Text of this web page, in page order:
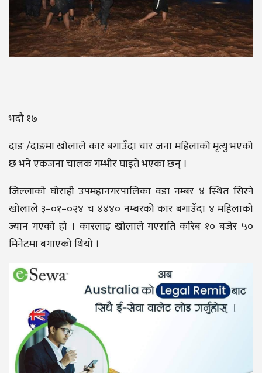
भदौ १७
दाङ /दाङमा खोलाले कार बगाउँदा चार जना महिलाको मृत्यु भएको
छ भने एकजना चालक गम्भीर घाइते भएका छन् ।
जिल्लाकाे घोराही उपमहानगरपालिका वडा नम्बर ४ स्थित सिस्ने
खोलाले ३–०१–०२४ च ४४४० नम्बरको कार बगाउँदा ४ महिलाकाे
ज्यान गएकाे हाे । कारलाइ खाेलाले गएराति करिब १० बजेर ५०
मिनेटमा बगाएको थियो ।